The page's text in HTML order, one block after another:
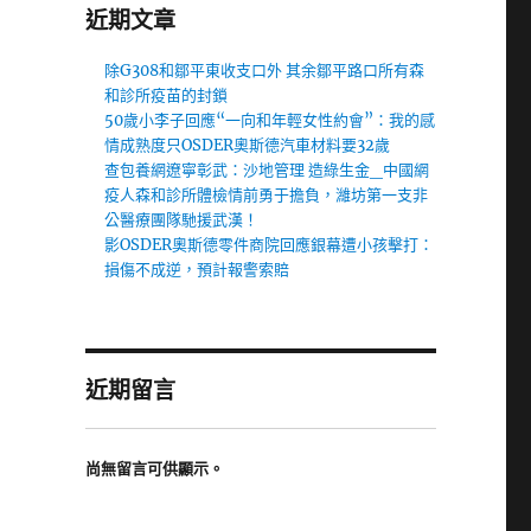
近期文章
除G308和鄒平東收支口外 其余鄒平路口所有森
和診所疫苗的封鎖
50歲小李子回應“一向和年輕女性約會”：我的感
情成熟度只OSDER奧斯德汽車材料要32歲
查包養網遼寧彰武：沙地管理 造綠生金_中國網
疫人森和診所體檢情前勇于擔負，濰坊第一支非
公醫療團隊馳援武漢！
影OSDER奧斯德零件商院回應銀幕遭小孩擊打：
損傷不成逆，預計報警索賠
近期留言
尚無留言可供顯示。